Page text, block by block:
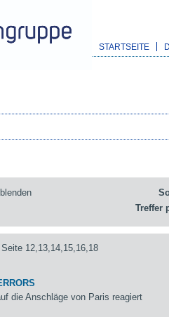
STARTSEITE
Treffer
12,13,14,15,16,18
die Anschläge von Paris reagiert